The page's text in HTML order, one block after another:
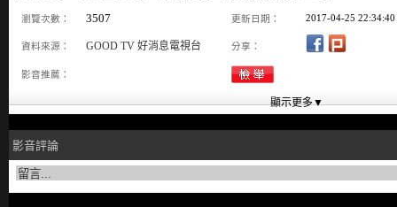
瀏覽次數： 3507 更新日期： 2017-04-25 22:34:40
資料來源： GOOD TV 好消息電視台 分享：
影音推薦：
影音評論